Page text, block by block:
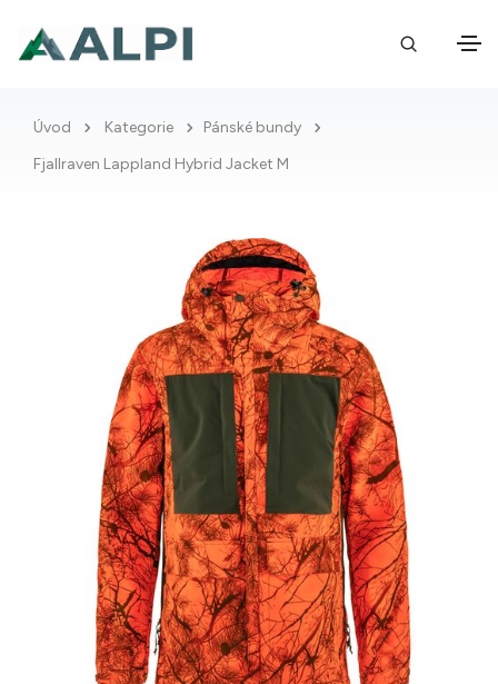
Úvod Kategorie
Pánské bundy
Fjallraven Lappland Hybrid Jacket M